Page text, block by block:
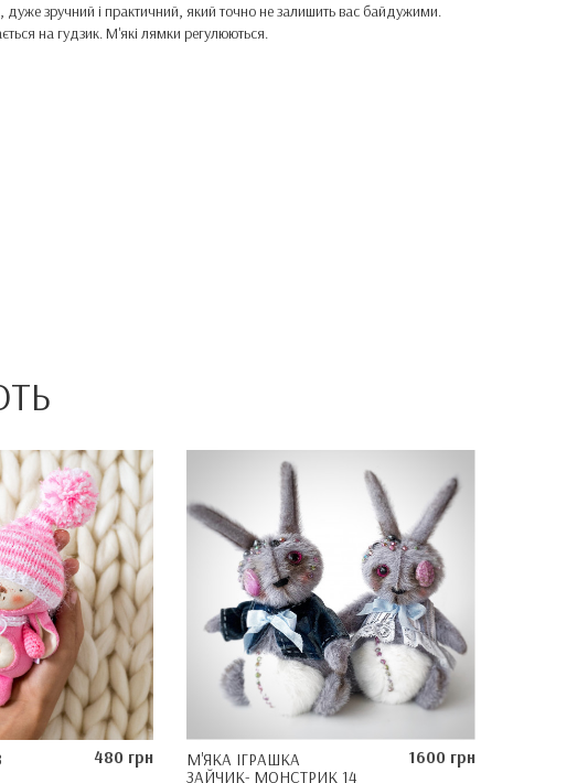
зручний і практичний, який точно не залишить вас байдужими.
на гудзик. М'які лямки регулюються.
480 грн
М'ЯКА ІГРАШКА
ЗАЙЧИК- МОНСТРИК 14
1600 грн